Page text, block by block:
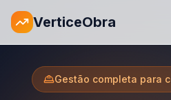
VerticeObra
Gestão completa para